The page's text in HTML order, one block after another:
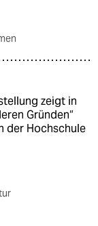
zeigt in
Gründen“
der Hochschule